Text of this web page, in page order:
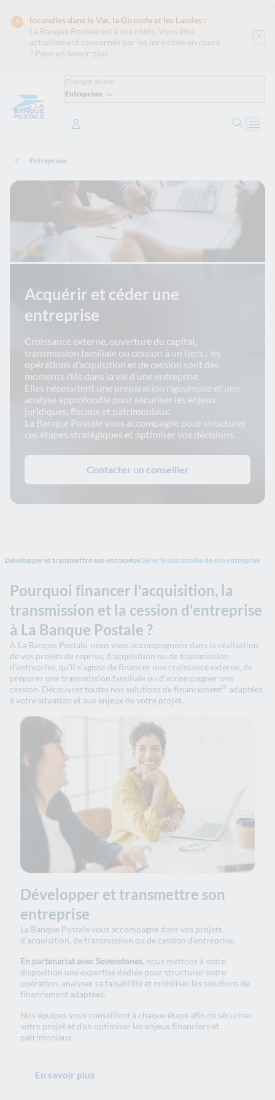
Incendies dans le Var, la Gironde et les Landes :
La Banque Postale est à vos côtés. Vous êtes
actuellement concernés par les incendies en cours
? Pour en savoir plus
Changer de site
Entreprises
Se connecter
Entreprises
Acquérir et céder une
entreprise
Croissance externe, ouverture du capital,
transmission familiale ou cession à un tiers : les
opérations d’acquisition et de cession sont des
moments clés dans la vie d’une entreprise.
Elles nécessitent une préparation rigoureuse et une
analyse approfondie pour sécuriser les enjeux
juridiques, fiscaux et patrimoniaux.
La Banque Postale vous accompagne pour structurer
ces étapes stratégiques et optimiser vos décisions.
Contacter un conseiller
Développer et transmettre son entrepriseGérer le patrimoine de son entreprise
Pourquoi financer l'acquisition, la
transmission et la cession d'entreprise
à La Banque Postale ?
À La Banque Postale, nous vous accompagnons dans la réalisation
de vos projets de reprise, d’acquisition ou de transmission
d’entreprise, qu’il s’agisse de financer une croissance externe, de
préparer une transmission familiale ou d’accompagner une
cession. Découvrez toutes nos solutions de financement(1) adaptées
à votre situation et aux enjeux de votre projet.
Développer et transmettre son
entreprise
La Banque Postale vous accompagne dans vos projets
d’acquisition, de transmission ou de cession d’entreprise.
En partenariat avec Sevenstones, nous mettons à votre
disposition une expertise dédiée pour structurer votre
opération, analyser sa faisabilité et mobiliser les solutions de
financement adaptées.
Nos équipes vous conseillent à chaque étape afin de sécuriser
votre projet et d’en optimiser les enjeux financiers et
patrimoniaux.
En savoir plus